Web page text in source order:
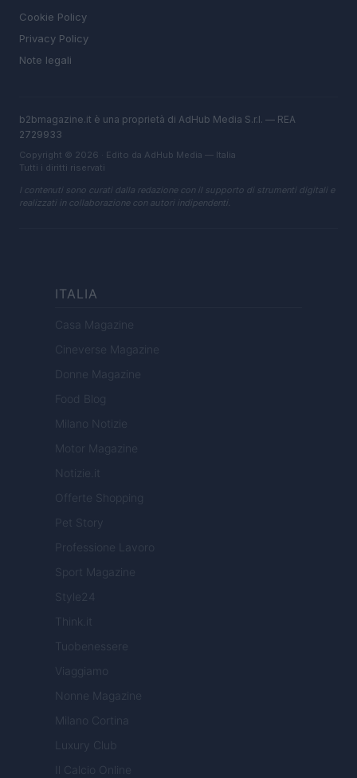
Cookie Policy
Privacy Policy
Note legali
b2bmagazine.it è una proprietà di AdHub Media S.r.l. — REA
2729933
Copyright © 2026 · Edito da AdHub Media — Italia
Tutti i diritti riservati
I contenuti sono curati dalla redazione con il supporto di strumenti digitali e
realizzati in collaborazione con autori indipendenti.
ITALIA
Casa Magazine
Cineverse Magazine
Donne Magazine
Food Blog
Milano Notizie
Motor Magazine
Notizie.it
Offerte Shopping
Pet Story
Professione Lavoro
Sport Magazine
Style24
Think.it
Tuobenessere
Viaggiamo
Nonne Magazine
Milano Cortina
Luxury Club
Il Calcio Online